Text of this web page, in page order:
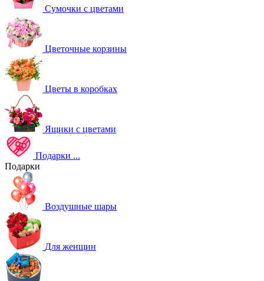
Сумочки с цветами
Цветочные корзины
Цветы в коробках
Ящики с цветами
Подарки ...
Подарки
Воздушные шары
Для женщин